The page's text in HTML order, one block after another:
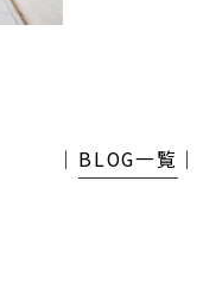
│ BLOG一覧 │